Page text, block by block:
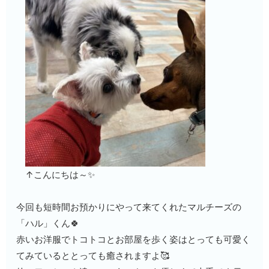
↑こんにちは～✨
今回も短時間お預かりにやって来てくれたマルチーズの
「ハル」くん🍀
赤いお洋服でトコトコとお部屋を歩く姿はとっても可愛く
てみているととっても癒されますよ🥰